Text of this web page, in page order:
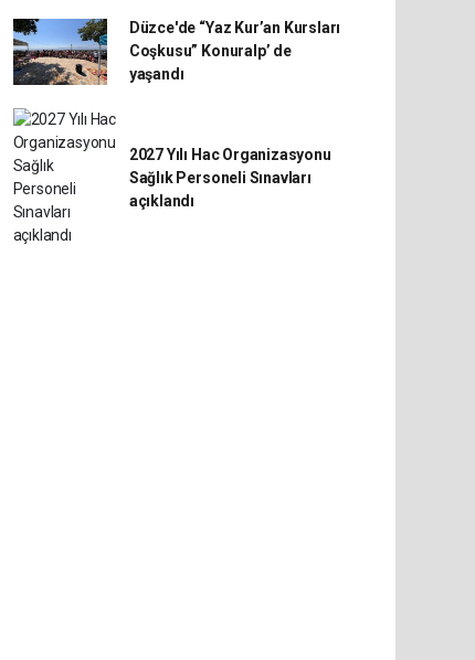
Düzce'de “Yaz Kur’an Kursları
Coşkusu” Konuralp’ de
yaşandı
2027 Yılı Hac Organizasyonu
Sağlık Personeli Sınavları
açıklandı